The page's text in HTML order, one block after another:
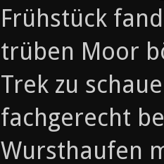
Frühstück
trüben Moor
Trek zu
fachgerecht
Wursthaufen